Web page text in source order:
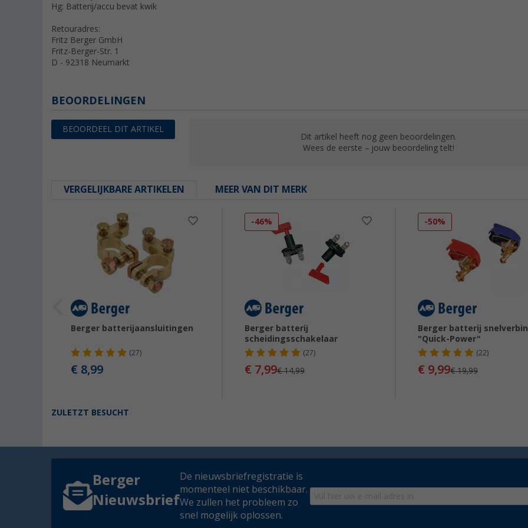
Hg: Batterij/accu bevat kwik
Retouradres:
Fritz Berger GmbH
Fritz-Berger-Str. 1
D - 92318 Neumarkt
BEOORDELINGEN
BEOORDEEL DIT ARTIKEL
Dit artikel heeft nog geen beoordelingen.
Wees de eerste – jouw beoordeling telt!
VERGELIJKBARE ARTIKELEN MEER VAN DIT MERK
Berger batterijaansluitingen
(27)
€ 8,99
-46%
Berger batterij
scheidingsschakelaar
(27)
€ 7,99€ 14,99
-50%
Berger batterij
"Quick-Power"
(22)
€ 9,99€ 19,99
ZULETZT BESUCHT
Berger
Nieuwsbrief
De nieuwsbriefregistratie is
momenteel niet beschikbaar.
We zullen het probleem zo
snel mogelijk oplossen.